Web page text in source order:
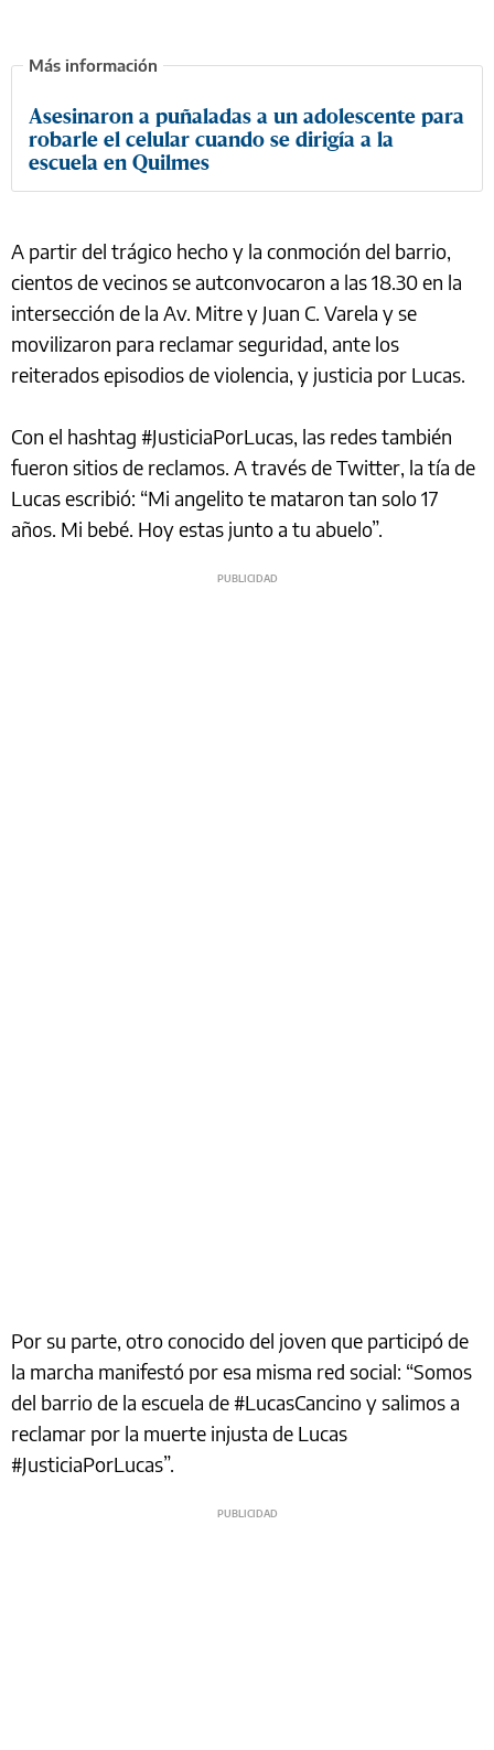
Asesinaron a puñaladas a un adolescente para
robarle el celular cuando se dirigía a la
escuela en Quilmes
A partir del trágico hecho y la conmoción del barrio,
cientos de vecinos se autconvocaron a las 18.30 en la
intersección de la Av. Mitre y Juan C. Varela y se
movilizaron para reclamar seguridad, ante los
reiterados episodios de violencia, y justicia por Lucas.
Con el hashtag #JusticiaPorLucas, las redes también
fueron sitios de reclamos. A través de Twitter, la tía de
Lucas escribió: “Mi angelito te mataron tan solo 17
años. Mi bebé. Hoy estas junto a tu abuelo”.
Por su parte, otro conocido del joven que participó de
la marcha manifestó por esa misma red social: “Somos
del barrio de la escuela de #LucasCancino y salimos a
reclamar por la muerte injusta de Lucas
#JusticiaPorLucas”.